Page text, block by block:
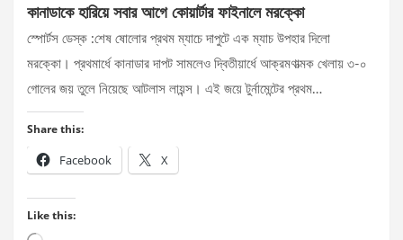
কানাডাকে হারিয়ে সবার আগে কোয়ার্টার ফাইনালে মরক্কো
স্পোর্টস ডেস্ক :শেষ ষোলোর প্রথম ম্যাচে দাপুটে এক ম্যাচ উপহার দিলো
মরক্কো। প্রথমার্ধে কানাডার দাপট সামলেও দ্বিতীয়ার্ধে আক্রমণাত্মক খেলায় ৩-০
গোলের জয় তুলে নিয়েছে আটলাস লায়ন্স। এই জয়ে টুর্নামেন্টের প্রথম…
Share this:
Facebook X
Like this: